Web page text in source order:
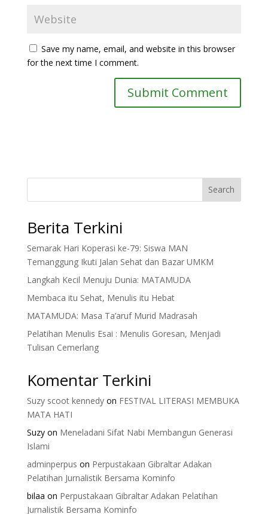
Save my name, email, and website in this browser
for the next time I comment.
Search
Berita Terkini
Semarak Hari Koperasi ke-79: Siswa MAN
Temanggung Ikuti Jalan Sehat dan Bazar UMKM
Langkah Kecil Menuju Dunia: MATAMUDA
Membaca itu Sehat, Menulis itu Hebat
MATAMUDA: Masa Ta’aruf Murid Madrasah
Pelatihan Menulis Esai : Menulis Goresan, Menjadi
Tulisan Cemerlang
Komentar Terkini
Suzy scoot kennedyon FESTIVAL LITERASI MEMBUKA
MATA HATI
Suzyon Meneladani Sifat Nabi Membangun Generasi
Islami
adminperpus on Perpustakaan Gibraltar Adakan
Pelatihan Jurnalistik Bersama Kominfo
bilaa on Perpustakaan Gibraltar Adakan Pelatihan
Jurnalistik Bersama Kominfo